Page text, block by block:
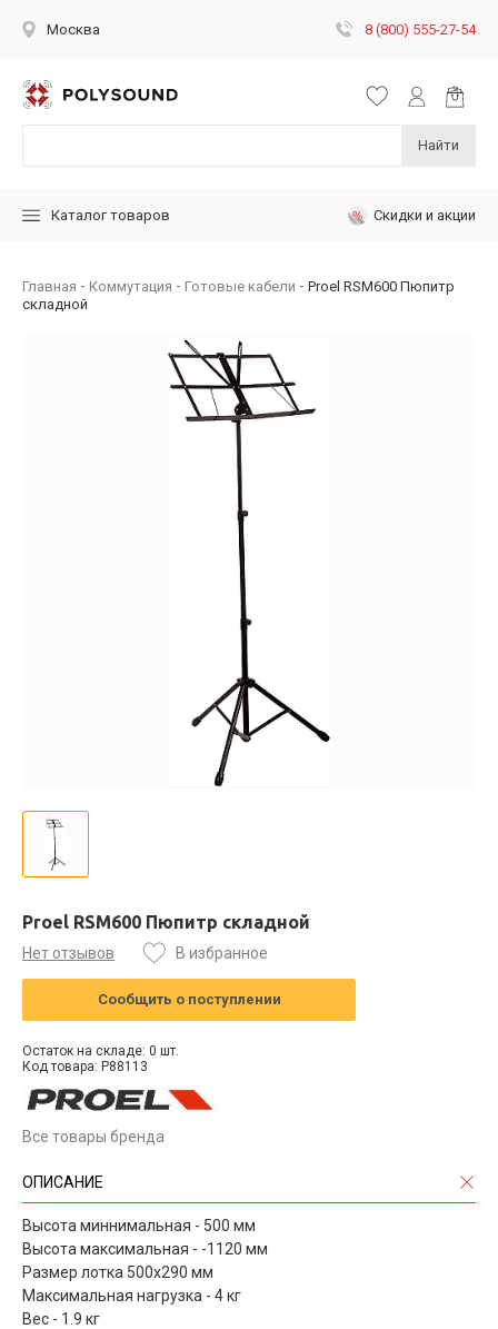
Москва 8 (800) 555-27-54
Найти
Каталог товаров Скидки и акции
Главная Коммутация Готовые кабели
Proel RSM600 Пюпитр
складной
Proel RSM600 Пюпитр складной
Нет отзывов В избранное
Сообщить о поступлении
Остаток на складе: 0 шт.
Код товара: P88113
Все товары бренда
ОПИСАНИЕ
Высота миннимальная - 500 мм
Высота максимальная - -1120 мм
Размер лотка 500х290 мм
Максимальная нагрузка - 4 кг
Вес - 1.9 кг